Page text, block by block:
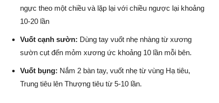
ngực theo một chiều và lặp lại với chiều ngược lại khoảng
10-20 lần
Vuốt cạnh sườn: Dùng tay vuốt nhẹ nhàng từ xương
sườn cụt đến mỏm xương ức khoảng 10 lần mỗi bên.
Vuốt bụng: Nắm 2 bàn tay, vuốt nhẹ từ vùng Hạ tiêu,
Trung tiêu lên Thượng tiêu từ 5-10 lần.